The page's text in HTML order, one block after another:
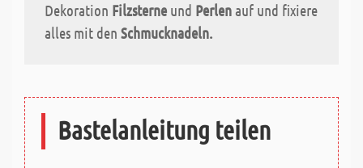
Dekoration Filzsterne und Perlenauf und fixiere
alles mit den Schmucknadeln.
Bastelanleitung teilen